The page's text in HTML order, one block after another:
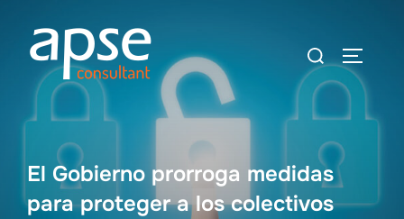
contenido
Buscar:
El Gobierno prorroga medidas
para proteger a los colectivos